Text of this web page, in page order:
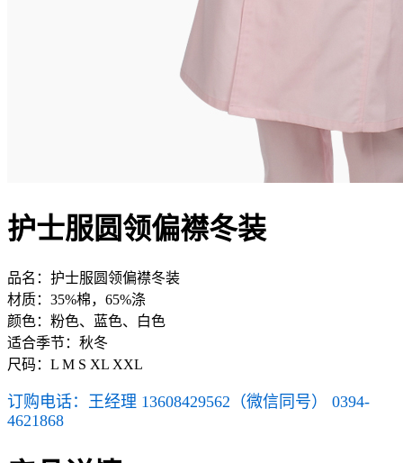
护士服圆领偏襟冬装
品名：护士服圆领偏襟冬装
材质：35%棉，65%涤
颜色：粉色、蓝色、白色
适合季节：秋冬
尺码：L M S XL XXL
订购电话：王经理 13608429562（微信同号） 0394-
4621868